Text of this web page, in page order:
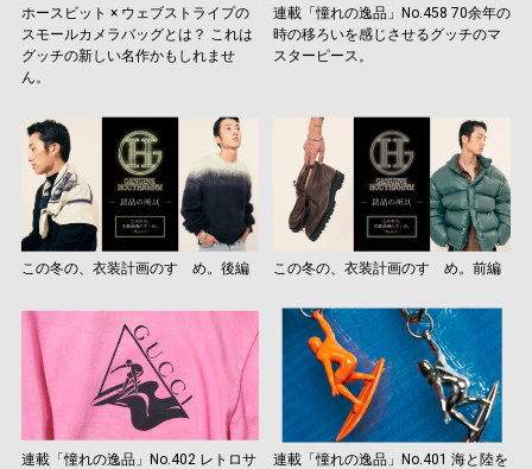
ホースビット × ウェブストライプの
スモールカメラバッグとは？ これは
グッチの新しい名作かもしれませ
ん。
連載「憧れの逸品」No.458 70余年の
時の移ろいを感じさせるグッチのマ
スターピース。
この冬の、衣装計画のすゝめ。後編 この冬の、衣装計画のすゝめ。前編
連載「憧れの逸品」No.402 レトロサ
連載「憧れの逸品」No.401 海と陸を